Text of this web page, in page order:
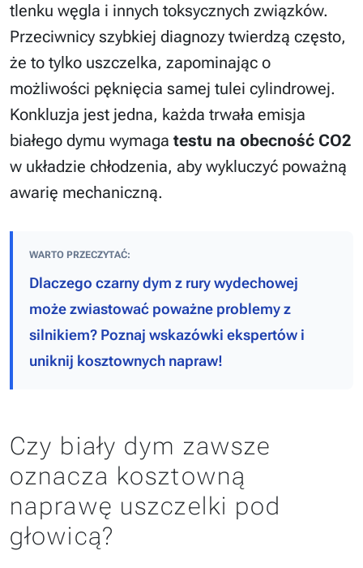
tlenku węgla i innych toksycznych związków.
Przeciwnicy szybkiej diagnozy twierdzą często,
że to tylko uszczelka, zapominając o
możliwości pęknięcia samej tulei cylindrowej.
Konkluzja jest jedna, każda trwała emisja
białego dymu wymaga testu na obecność CO2
w układzie chłodzenia, aby wykluczyć poważną
awarię mechaniczną.
WARTO PRZECZYTAĆ:
Dlaczego czarny dym z rury wydechowej
może zwiastować poważne problemy z
silnikiem? Poznaj wskazówki ekspertów i
uniknij kosztownych napraw!
Czy biały dym zawsze
oznacza kosztowną
naprawę uszczelki pod
głowicą?